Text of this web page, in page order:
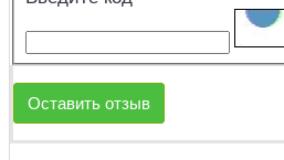
Оставить отзыв